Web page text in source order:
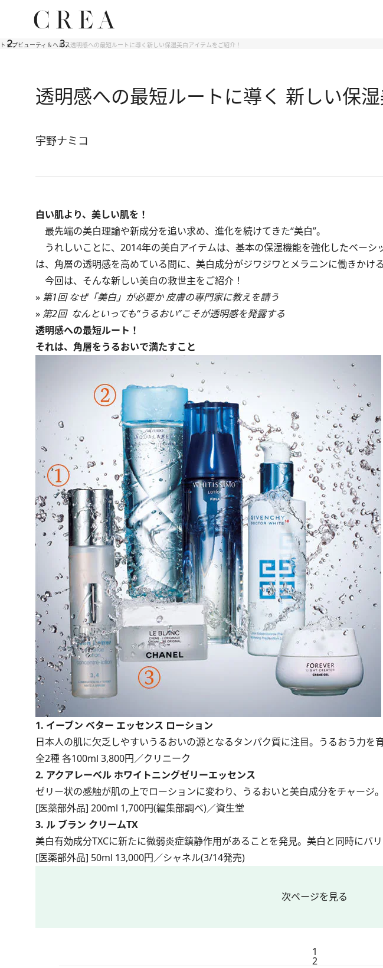
トップビューティ＆ヘルス透明感への最短ルートに導く新しい保湿美白アイテムをご紹介！
透明感への最短ルートに導く 新しい保
宇野ナミコ
白い肌より、美しい肌を！
最先端の美白理論や新成分を追い求め、進化を続けてきた“美白”。
うれしいことに、2014年の美白アイテムは、基本の保湿機能を強化したベーシ
は、角層の透明感を高めている間に、美白成分がジワジワとメラニンに働きかけ
今回は、そんな新しい美白の救世主をご紹介！
» 第1回 なぜ「美白」が必要か 皮膚の専門家に教えを請う
» 第2回 なんといっても“うるおい”こそが透明感を発露する
透明感への最短ルート！
それは、角層をうるおいで満たすこと
1. イーブン ベター エッセンス ローション
日本人の肌に欠乏しやすいうるおいの源となるタンパク質に注目。うるおう力を
全2種 各100ml 3,800円／クリニーク
2. アクアレーベル ホワイトニングゼリーエッセンス
ゼリー状の感触が肌の上でローションに変わり、うるおいと美白成分をチャージ。
[医薬部外品] 200ml 1,700円(編集部調べ)／資生堂
3. ル ブラン クリームTX
美白有効成分TXCに新たに微弱炎症鎮静作用があることを発見。美白と同時にバリ
[医薬部外品] 50ml 13,000円／シャネル(3/14発売)
次ページを見る
1
2